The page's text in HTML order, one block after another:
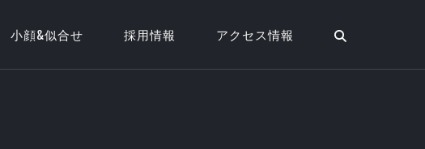
小顔&似合せ 採用情報 アクセス情報